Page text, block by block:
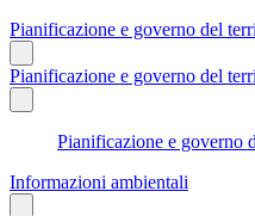
Pianificazione e governo del
Pianificazione e governo del
Pianificazione e governo
Informazioni ambientali